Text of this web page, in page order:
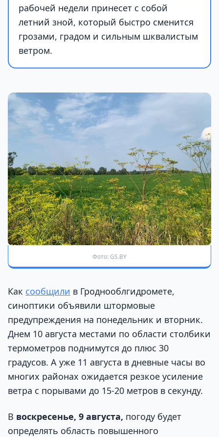
рабочей недели принесет с собой
летний зной, который быстро сменится
грозами, градом и сильным шквалистым
ветром.
Фото: GS.BY
Как сообщили в Гроднооблгидромете,
синоптики объявили штормовые
предупреждения на понедельник и вторник.
Днем 10 августа местами по области столбики
термометров поднимутся до плюс 30
градусов. А уже 11 августа в дневные часы во
многих районах ожидается резкое усиление
ветра с порывами до 15-20 метров в секунду.
В воскресенье, 9 августа, погоду будет
определять область повышенного